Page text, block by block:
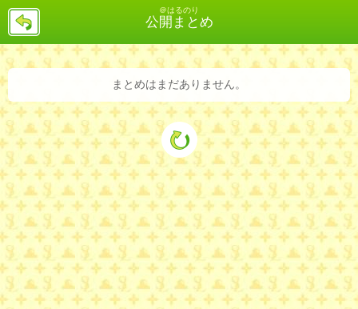
＠はるのり
公開まとめ
戻
まとめはまだありません。